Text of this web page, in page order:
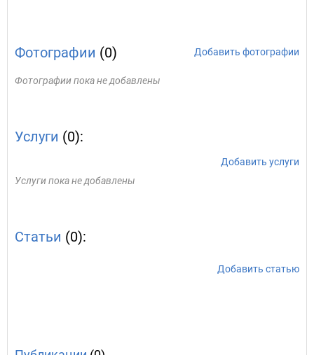
Фотографии (0) Добавить фотографии
Фотографии пока не добавлены
Услуги (0):
Добавить услуги
Услуги пока не добавлены
Статьи (0):
Добавить статью